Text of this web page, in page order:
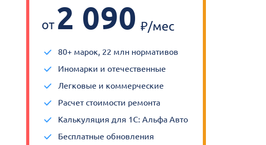
от 2 090
80+ марок, 22 млн нормативов
Иномарки и отечественные
Легковые и коммерческие
Расчет стоимости ремонта
Калькуляция для 1С: Альфа Авто
Бесплатные обновления